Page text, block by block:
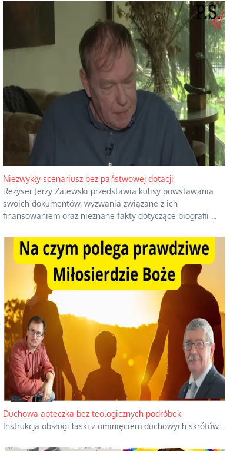
Niezwykły scenariusz bez państwowej dotacji
Reżyser Jerzy Zalewski przedstawia kulisy powstawania
swoich dokumentów, wyzwania związane z ich
finansowaniem oraz nieznane fakty dotyczące biografii
Duchowa apteczka bez teologicznych podróbek
Instrukcja obsługi łaski z ominięciem duchowych skrótów.